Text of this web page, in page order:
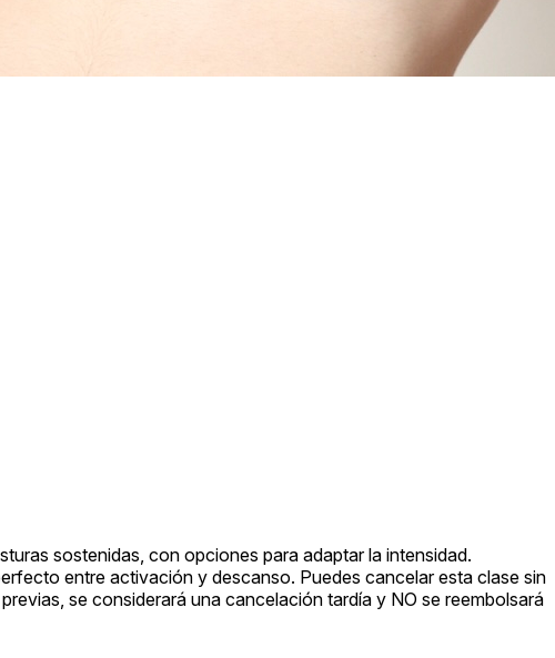
sostenidas, con opciones para adaptar la intensidad.
entre activación y descanso. Puedes cancelar esta clase sin
se considerará una cancelación tardía y NO se reembolsará